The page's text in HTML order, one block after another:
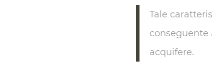
Tale
acquifere.